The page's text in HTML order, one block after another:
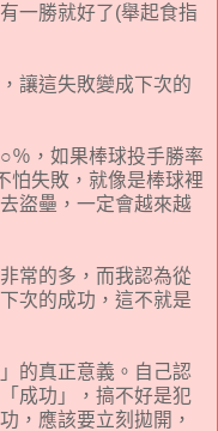
一勝就好了(舉起食指
讓這失敗變成下次的
％，如果棒球投手勝率
怕失敗，就像是棒球裡
盜壘，一定會越來越
常的多，而我認為從
次的成功，這不就是
的真正意義。自己認
成功」，搞不好是犯
，應該要立刻拋開，